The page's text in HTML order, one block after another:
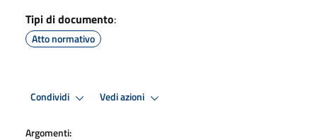
Tipi di documento:
Atto normativo
Condividi Vedi azioni
Argomenti: